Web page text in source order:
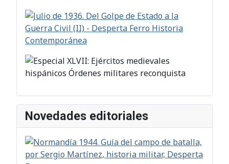
Novedades editoriales